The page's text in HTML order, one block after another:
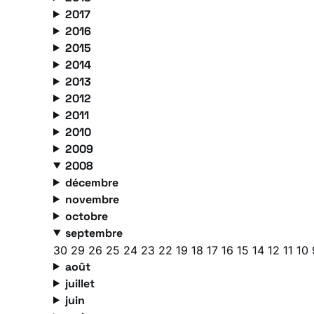
2017
2016
2015
2014
2013
2012
2011
2010
2009
2008
décembre
novembre
octobre
septembre
30 29 26 25 24 23 22 19 18 17 16 15 14 12 11 10
août
juillet
juin